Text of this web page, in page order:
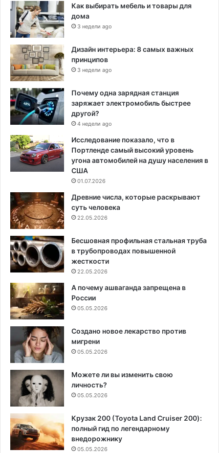
Как выбирать мебель и товары для
дома
3 недели ago
Дизайн интерьера: 8 самых важных
принципов
3 недели ago
Почему одна зарядная станция
заряжает электромобиль быстрее
другой?
4 недели ago
Исследование показало, что в
Портленде самый высокий уровень
угона автомобилей на душу населения в
США
01.07.2026
Древние числа, которые раскрывают
суть человека
22.05.2026
Бесшовная профильная стальная труба
в трубопроводах повышенной
жесткости
22.05.2026
А почему ашваганда запрещена в
России
05.05.2026
Создано новое лекарство против
мигрени
05.05.2026
Можете ли вы изменить свою
личность?
05.05.2026
Крузак 200 (Toyota Land Cruiser 200):
полный гид по легендарному
внедорожнику
05.05.2026